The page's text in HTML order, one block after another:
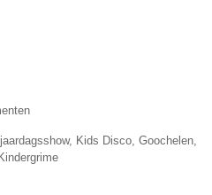
Kids Disco, Goochelen,